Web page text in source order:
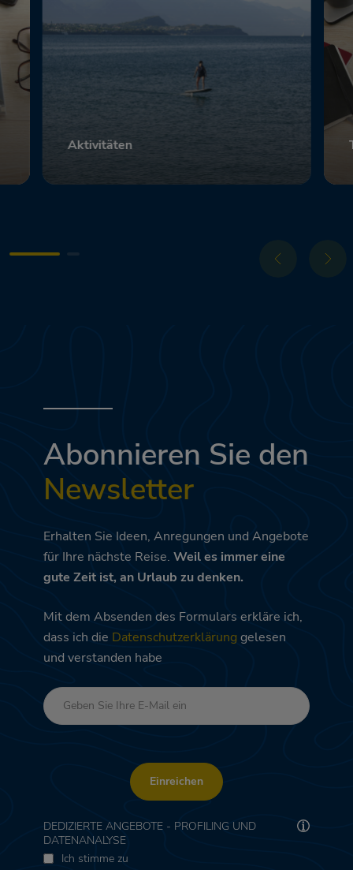
Aktivitäten
Scopri
Abonnieren Sie den
Newsletter
Erhalten Sie Ideen, Anregungen und Angebote
für Ihre nächste Reise. Weil es immer eine
gute Zeit ist, an Urlaub zu denken.
Mit dem Absenden des Formulars erkläre ich,
dass ich die Datenschutzerklärung gelesen
und verstanden habe
Einreichen
DEDIZIERTE ANGEBOTE - PROFILING UND
DATENANALYSE
Ich stimme zu